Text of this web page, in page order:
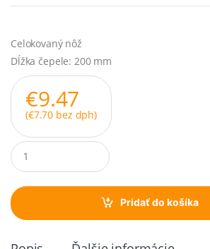
Celokovaný nôž
Dĺžka čepele: 200 mm
€9.47
(€7.70 bez dph)
Q
u
a
t
i
Pridať do košíka